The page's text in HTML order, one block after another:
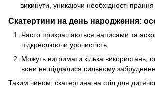
викинути, уникаючи необхідності прання
Скатертини на день народження:
Часто прикрашаються написами та
підкреслюючи урочистість.
Можуть витримати кілька використань,
вони не піддалися сильному
Таким чином, скатертина на стіл для